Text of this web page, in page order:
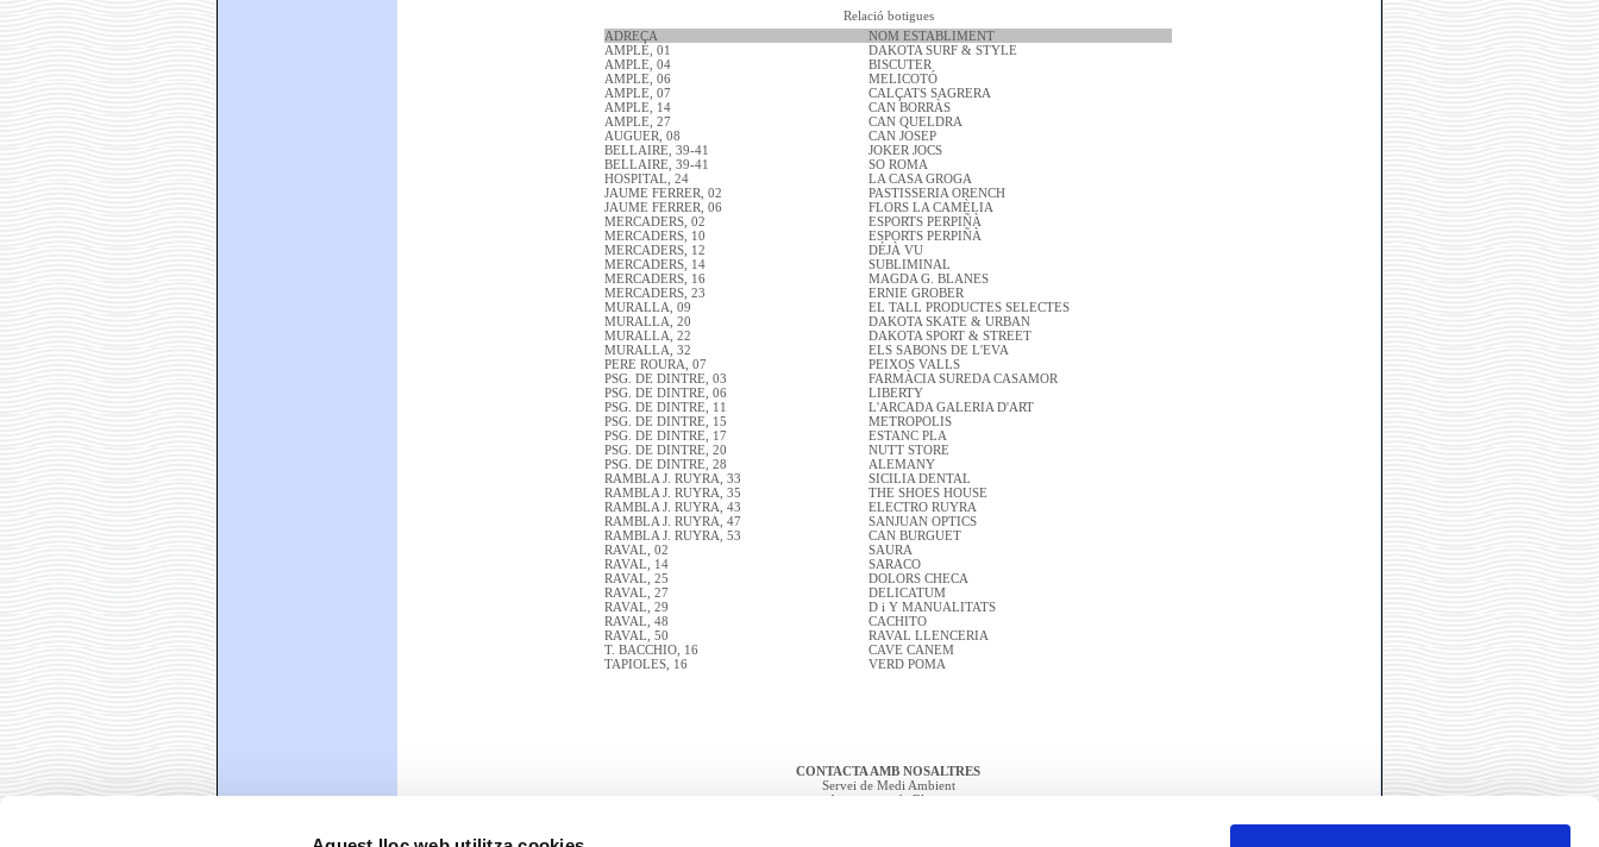
Relació botigues
ADREÇA
NOM ESTABLIMENT
AMPLE, 01
DAKOTA SURF & STYLE
AMPLE, 04
BISCUTER
AMPLE, 06
MELICOTÓ
AMPLE, 07
CALÇATS SAGRERA
AMPLE, 14
CAN BORRÀS
AMPLE, 27
CAN QUELDRA
AUGUER, 08
CAN JOSEP
BELLAIRE, 39-41
JOKER JOCS
BELLAIRE, 39-41
SO ROMA
HOSPITAL, 24
LA CASA GROGA
JAUME FERRER, 02
PASTISSERIA ORENCH
JAUME FERRER, 06
FLORS LA CAMÈLIA
MERCADERS, 02
ESPORTS PERPIÑÀ
MERCADERS, 10
ESPORTS PERPIÑÀ
MERCADERS, 12
DÉJÀ VU
MERCADERS, 14
SUBLIMINAL
MERCADERS, 16
MAGDA G. BLANES
MERCADERS, 23
ERNIE GROBER
MURALLA, 09
EL TALL PRODUCTES SELECTES
MURALLA, 20
DAKOTA SKATE & URBAN
MURALLA, 22
DAKOTA SPORT & STREET
MURALLA, 32
ELS SABONS DE L'EVA
PERE ROURA, 07
PEIXOS VALLS
PSG. DE DINTRE, 03
FARMÀCIA SUREDA CASAMOR
PSG. DE DINTRE, 06
LIBERTY
PSG. DE DINTRE, 11
L'ARCADA GALERIA D'ART
PSG. DE DINTRE, 15
METROPOLIS
PSG. DE DINTRE, 17
ESTANC PLA
PSG. DE DINTRE, 20
NUTT STORE
PSG. DE DINTRE, 28
ALEMANY
RAMBLA J. RUYRA, 33
SICILIA DENTAL
RAMBLA J. RUYRA, 35
THE SHOES HOUSE
RAMBLA J. RUYRA, 43
ELECTRO RUYRA
RAMBLA J. RUYRA, 47
SANJUAN OPTICS
RAMBLA J. RUYRA, 53
CAN BURGUET
RAVAL, 02
SAURA
RAVAL, 14
SARACO
RAVAL, 25
DOLORS CHECA
RAVAL, 27
DELICATUM
RAVAL, 29
D i Y MANUALITATS
RAVAL, 48
CACHITO
RAVAL, 50
RAVAL LLENCERIA
T. BACCHIO, 16
CAVE CANEM
TAPIOLES, 16
VERD POMA
CONTACTA AMB NOSALTRES
Servei de Medi Ambient
Ajuntament de Blanes